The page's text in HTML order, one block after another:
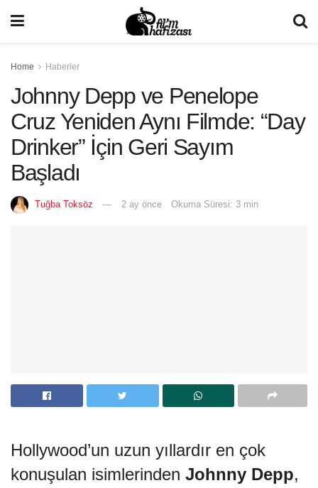
Home Haberler
Johnny Depp ve Penelope
Cruz Yeniden Aynı Filmde: “Day
Drinker” İçin Geri Sayım
Başladı
Tuğba Toksöz 2 ay önce Okuma Süresi: 3 min
Hollywood’un uzun yıllardır en çok
konuşulan isimlerinden Johnny Depp,